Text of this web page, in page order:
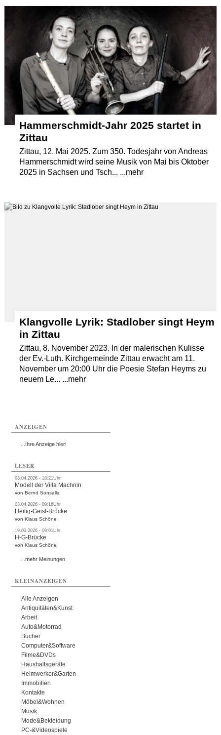
Hammerschmidt-Jahr 2025 startet in
Zittau
Zittau, 12. Mai 2025. Zum 350. Todesjahr von Andreas
Hammerschmidt wird seine Musik von Mai bis Oktober
2025 in Sachsen und Tsch... ...mehr
Klangvolle Lyrik: Stadlober singt Heym
in Zittau
Zittau, 8. November 2023. In der malerischen Kulisse
der Ev.-Luth. Kirchgemeinde Zittau erwacht am 11.
November um 20:00 Uhr die Poesie Stefan Heyms zu
neuem Le... ...mehr
ANZEIGEN
...Ihre Anzeige hier!
LESER
03.04.2026 - 18:21Uhr
Modell der Villa Machnin
von Bernd Sonsalla
03.04.2026 - 09:16Uhr
Heilig-Geist-Brücke
von Klaus Schöne
19.03.2026 - 09:01Uhr
H-G-Brücke
von Klaus Schöne
...mehr Meinungen
KLEINANZEIGEN
Alle Anzeigen
Antiquitäten&Kunst
Arbeit
Auto&Motorrad
Bücher
Computer&Software
Filme&DVDs
Haushaltsgeräte
Heimwerker&Garten
Immobilien
Kontakte
Möbel&Wohnen
Musik
Mode&Bekleidung
PC-&Videospiele